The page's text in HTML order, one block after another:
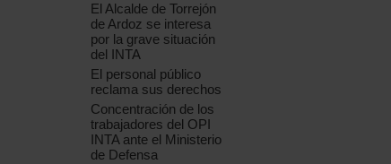
El Alcalde de Torrejón
de Ardoz se interesa
por la grave situación
del INTA
El personal público
reclama sus derechos
Concentración de los
trabajadores del OPI
INTA ante el Ministerio
de Defensa